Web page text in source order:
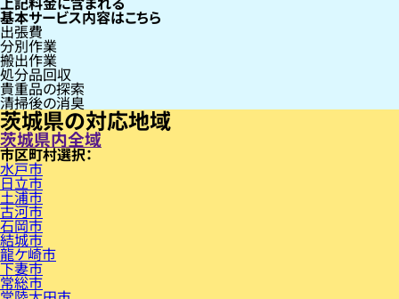
基本サービス内容はこちら
出張費
分別作業
搬出作業
処分品回収
貴重品の探索
清掃後の消臭
茨城県の対応地域
茨城県内全域
市区町村
水戸市
日立市
土浦市
古河市
石岡市
結城市
龍ケ崎市
下妻市
常総市